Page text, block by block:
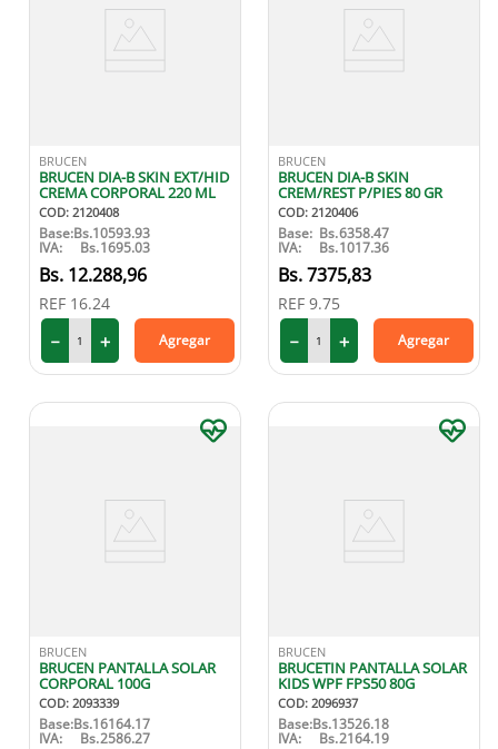
BRUCEN
BRUCEN DIA-B SKIN EXT/HID
CREMA CORPORAL 220 ML
COD: 2120408
Base:Bs.10593.93
IVA: Bs.1695.03
12.288,96
REF 16.24
＋
－ Agregar
BRUCEN
BRUCEN DIA-B SKIN
CREM/REST P/PIES 80 GR
COD: 2120406
Base: Bs.6358.47
IVA: Bs.1017.36
7375,83
REF 9.75
＋
－ Agregar
BRUCEN
BRUCEN PANTALLA SOLAR
CORPORAL 100G
COD: 2093339
Base:Bs.16164.17
IVA: Bs.2586.27
BRUCEN
BRUCETIN PANTALLA SOLAR
KIDS WPF FPS50 80G
COD: 2096937
Base:Bs.13526.18
IVA: Bs.2164.19